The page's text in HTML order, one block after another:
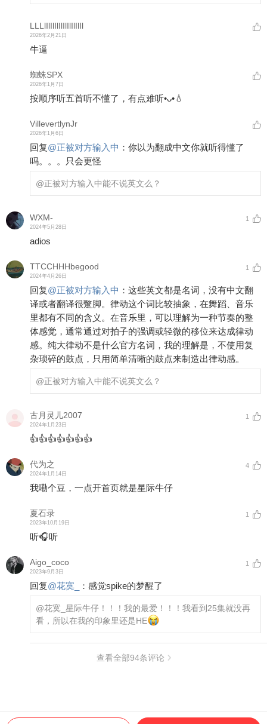
LLLlIlIlIlIlIlIlIlIlIl
2026年2月21日
牛逼
蜘蛛SPX
2026年1月7日
按顺序听五首听不懂了，有点难听•ᴗ•💧
VillevertlynJr
2026年1月6日
回复@正被对方输入中 ： 你以为翻成中文你就听得懂了
吗。。。只会更怪
@正被对方输入中能不说英文么？
WXM-
2024年5月28日
1
adios
TTCCHHHbegood
2024年4月26日
1
回复@正被对方输入中 ： 这些英文都是名词，没有中文翻
译或者翻译很蹩脚。律动这个词比较抽象，在舞蹈、音乐
里都有不同的含义。在音乐里，可以理解为一种节奏的整
体感觉，通常通过对拍子的强调或轻微的移位来达成律动
感。纯大律动不是什么官方名词，我的理解是，不使用复
杂琐碎的鼓点，只用简单清晰的鼓点来制造出律动感。
@正被对方输入中能不说英文么？
古月灵儿2007
2024年1月23日
1
👍👍👍👍👍👍👍
代为之
2024年1月14日
4
我嘞个豆，一点开首页就是星际牛仔
夏石录
2023年10月19日
1
听🎧听
Aigo_coco
2023年9月3日
1
回复@花寞_ ： 感觉spike的梦醒了
@花寞_ 星际牛仔！！！我的最爱！！！我看到25集就没再
看，所以在我的印象里还是HE
查看全部94条评论